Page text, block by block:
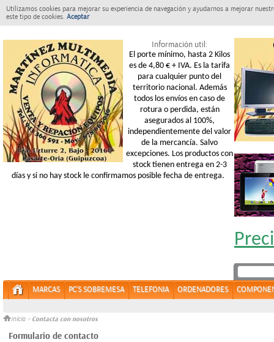
Utilizamos cookies para mejorar su experiencia de navegación y ayudarnos a mejorar
este tipo de cookies. Aceptar
Información util:
El porte mínimo, hasta 2 Kilos
es de 4,80 € + IVA. Es la tarifa
para cualquier punto del
territorio nacional. Además
todos los envíos en caso de
rotura o perdida, están
asegurados al 100%,
independientemente del valor
de la mercancía. Salvo
excepciones. Los productos con
stock tienen entrega en 2-3
días y si no hay stock le confirmamos posible fecha de entrega.
MARCAS PC'S SOBREMESA TELEFONIA ORDENADORES
Inicio > Contacta con nosotros
Formulario de contacto